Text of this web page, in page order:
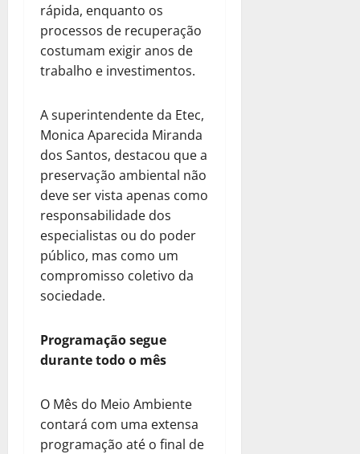
rápida, enquanto os
processos de recuperação
costumam exigir anos de
trabalho e investimentos.
A superintendente da Etec,
Monica Aparecida Miranda
dos Santos, destacou que a
preservação ambiental não
deve ser vista apenas como
responsabilidade dos
especialistas ou do poder
público, mas como um
compromisso coletivo da
sociedade.
Programação segue
durante todo o mês
O Mês do Meio Ambiente
contará com uma extensa
programação até o final de